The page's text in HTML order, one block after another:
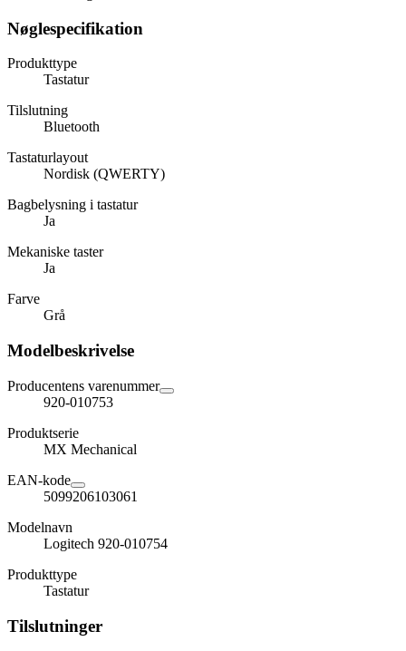
Nøglespecifikation
Produkttype
Tastatur
Tilslutning
Bluetooth
Tastaturlayout
Nordisk (QWERTY)
Bagbelysning i tastatur
Ja
Mekaniske taster
Ja
Farve
Grå
Modelbeskrivelse
Producentens varenummer
920-010753
Produktserie
MX Mechanical
EAN-kode
5099206103061
Modelnavn
Logitech 920-010754
Produkttype
Tastatur
Tilslutninger